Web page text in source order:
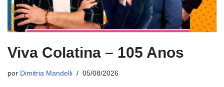
Viva Colatina – 105 Anos
por Dimitria Mandelli 05/08/2026